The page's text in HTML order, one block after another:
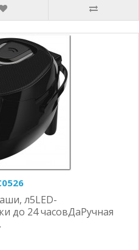
л5LED-
до 24 часовДаРучная